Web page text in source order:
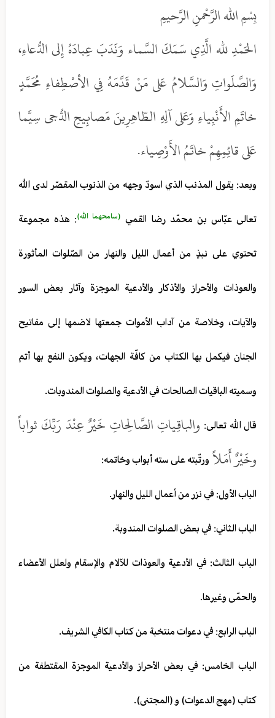
بِسْمِ الله الرَّحْمنِ الرَّحيمِ
الحَمْدِ لله الَّذِي سَمَكَ السَّماء وَنَدَبَ عِبادَهُ إِلى الدُّعاءِ،
وَالصَّلَواتِ وَالسَّلامُ عَلى مَنْ قَدَّمَهُ فِي الأصْطِفاءِ مُحَمَّدٍ
خاتَمِ الأَنْبِياءِ وَعَلى آلِهِ الطّاهِرِينَ مَصابِيحِ الدُّجى سِيَّما
عَلى قائِمِهِمْ خاتَمُ الأَوْصِياء.
وبعد: يقول المذنب الذي اسودّ وجهه من الذنوب المقصّر لدى الله
تعالى عبّاس بن محمّد رضا القمي (سامحهما الله): هذه مجموعة
تحتوي على نبذٍ من أعمال الليل والنهار من الصّلوات المأثورة
والعوذات والأحراز والأذكار والأدعية الموجزة وآثار بعض السور
والآيات، وخلاصة من آداب الأموات جمعتها لاضمها إلى مفاتيح
الجنان فيكمل بها الكتاب من كافّة الجهات، ويكون النفع بها أتم
وسميته الباقيات الصالحات في الأدعية والصلوات المندوبات.
قال الله تعالى: والباقِياتِ الصَّالِحاتِ خَيْرٌ عِنْدَ رَبِّكَ ثواباً
وخَيْرٌ أَمَلاً ورتّبته على سته أبواب وخاتمه:
الباب الأول: في نزر من أعمال الليل والنهار.
الباب الثاني: في بعض الصلوات المندوبة.
الباب الثالث: في الأدعية والعوذات للآلام والإسقام ولعلل الأعضاء
والحمّى وغيرها.
الباب الرابع: في دعوات منتخبة من كتاب الكافي الشريف.
الباب الخامس: في بعض الأحراز والأدعية الموجزة المقتطفة من
كتاب (مهج الدعوات) و (المجتنى).